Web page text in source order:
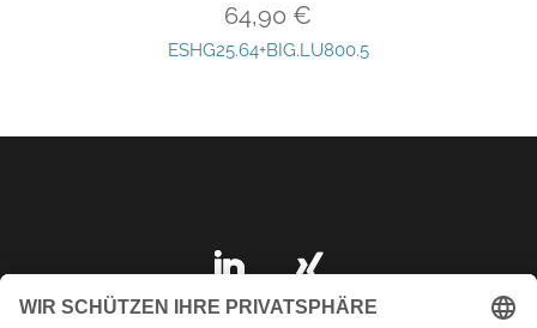
64,90 €
ESHG25.64+BIG.LU800.5